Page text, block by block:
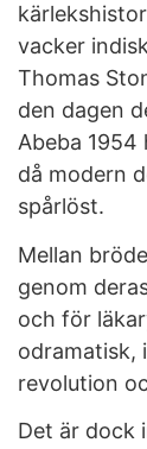
vacker
Thomas
den dagen
Abeba 1954
då modern
spårlöst.
Mellan
genom
och för
odramatisk,
revolution
Det är dock